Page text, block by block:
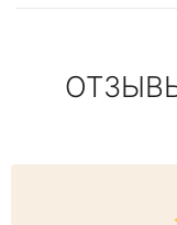
ОТЗЫВЫ